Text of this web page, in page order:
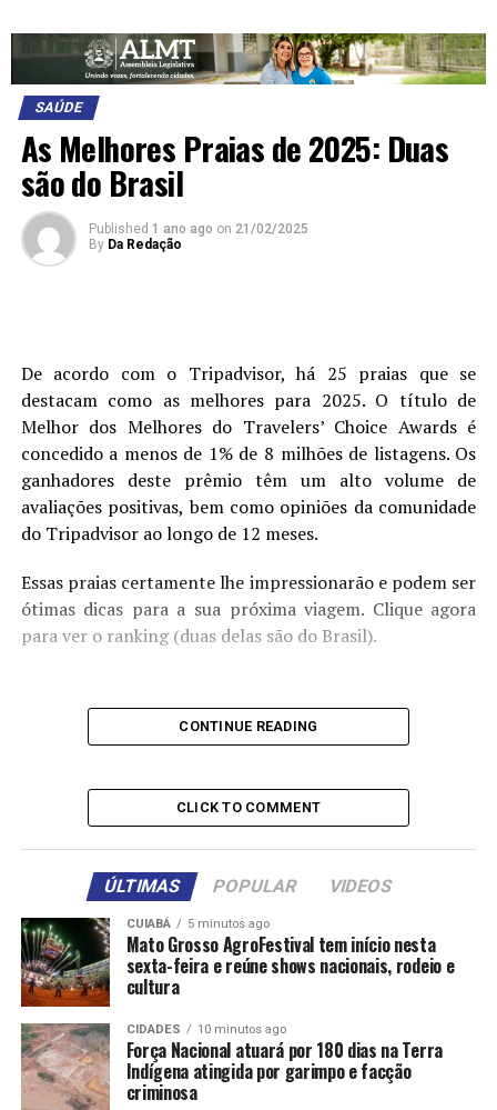
SAÚDE
As Melhores Praias de 2025: Duas
são do Brasil
Published 1 ano ago on 21/02/2025
By Da Redação
De acordo com o Tripadvisor, há 25 praias que se
destacam como as melhores para 2025. O título de
Melhor dos Melhores do Travelers’ Choice Awards é
concedido a menos de 1% de 8 milhões de listagens. Os
ganhadores deste prêmio têm um alto volume de
avaliações positivas, bem como opiniões da comunidade
do Tripadvisor ao longo de 12 meses.
Essas praias certamente lhe impressionarão e podem ser
ótimas dicas para a sua próxima viagem. Clique agora
para ver o ranking (duas delas são do Brasil).
RELATED TOPICS: BRASIL
PRAIAS
SÃO SAÚDE
UP NEXT
Termogênicos para emagrecer rápido: veja 4
alternativas que funcionam
DON'T MISS
Conheça alimentos do dia a dia que podem aumentar a
sua longevidade
CONTINUE READING
CLICK TO COMMENT
ÚLTIMAS POPULAR VIDEOS
CUIABÁ 5 minutos ago
Mato Grosso AgroFestival tem início nesta
sexta-feira e reúne shows nacionais, rodeio e
cultura
CIDADES 10 minutos ago
Força Nacional atuará por 180 dias na Terra
Indígena atingida por garimpo e facção
criminosa